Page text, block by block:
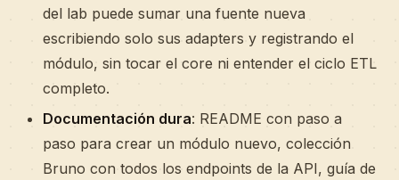
del lab puede sumar una fuente nueva
escribiendo solo sus adapters y registrando el
módulo, sin tocar el core ni entender el ciclo ETL
completo.
Documentación dura: README con paso a
paso para crear un módulo nuevo, colección
Bruno con todos los endpoints de la API, guía de